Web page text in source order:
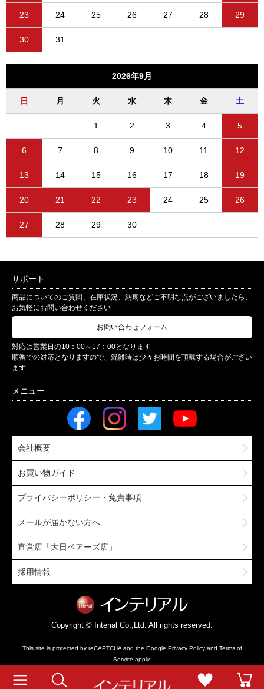
23 24 25 26 27 28 29
30 31
2026年9月
日 月 火 水 木 金 土
1 2 3 4 5
6 7 8 9 10 11 12
13 14 15 16 17 18 19
20 21 22 23 24 25 26
27 28 29 30
サポート
商品についてのご質問、在庫状況、納期などご不明な点がございましたら、
お気軽にお問い合わせください
お問い合わせフォーム
対応は営業日の10：00～17：00となります
順番での対応となりますので、混雑時は少々お時間を頂戴する場合がござい
ます
会社概要
お買い物ガイド
プライバシーポリシー・免責事項
メールが届かない方へ
直営店「大日ベアーズ店」
採用情報
Copyright © Interial Co.,Ltd. All rights reserved.
This site is protected by reCAPTCHA and the Google Privacy Policyand Terms of
Service apply.